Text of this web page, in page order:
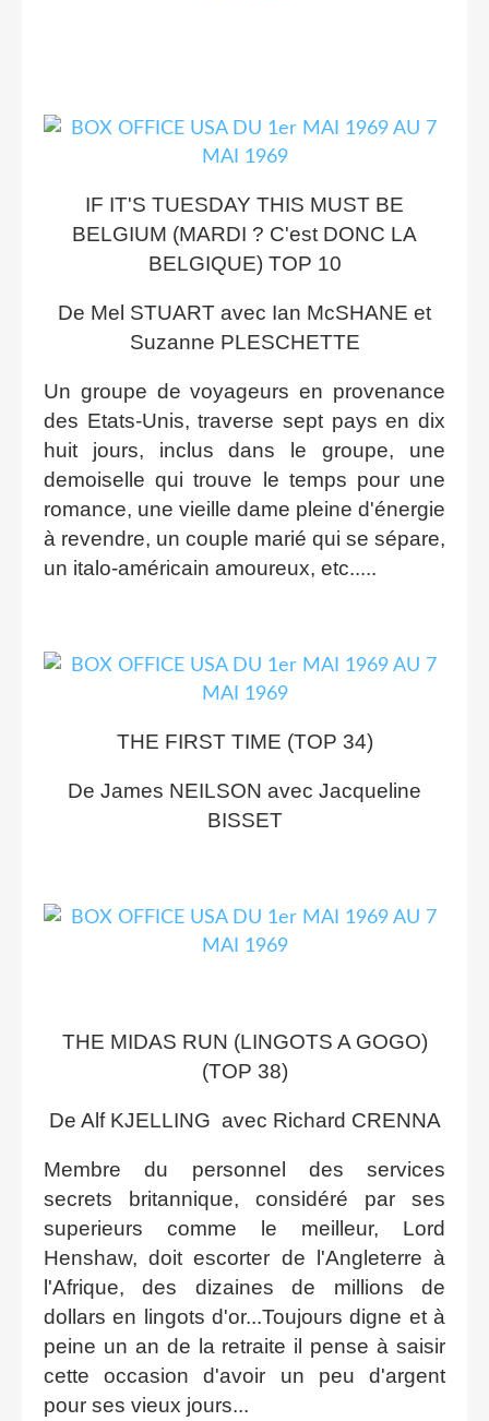
IF IT'S TUESDAY THIS MUST BE
BELGIUM (MARDI ? C'est DONC LA
BELGIQUE) TOP 10
De Mel STUART avec Ian McSHANE et
Suzanne PLESCHETTE
Un groupe de voyageurs en provenance
des Etats-Unis, traverse sept pays en dix
huit jours, inclus dans le groupe, une
demoiselle qui trouve le temps pour une
romance, une vieille dame pleine d'énergie
à revendre, un couple marié qui se sépare,
un italo-américain amoureux, etc.....
THE FIRST TIME (TOP 34)
De James NEILSON avec Jacqueline
BISSET
THE MIDAS RUN (LINGOTS A GOGO)
(TOP 38)
De Alf KJELLING avec Richard CRENNA
Membre du personnel des services
secrets britannique, considéré par ses
superieurs comme le meilleur, Lord
Henshaw, doit escorter de l'Angleterre à
l'Afrique, des dizaines de millions de
dollars en lingots d'or...Toujours digne et à
peine un an de la retraite il pense à saisir
cette occasion d'avoir un peu d'argent
pour ses vieux jours...